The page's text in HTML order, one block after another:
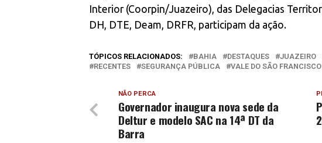
Interior (Coorpin/Juazeiro), das Delegacias
DH, DTE, Deam, DRFR, participam da ação.
TÓPICOS RELACIONADOS: BAHIA DESTAQUES JUAZEIRO
RECENTES
SEGURANÇA PÚBLICA VALE DO SÃO FRANCISCO
NÃO PERCA
Governador inaugura nova sede da
Deltur e modelo SAC na 14ª DT da
Barra